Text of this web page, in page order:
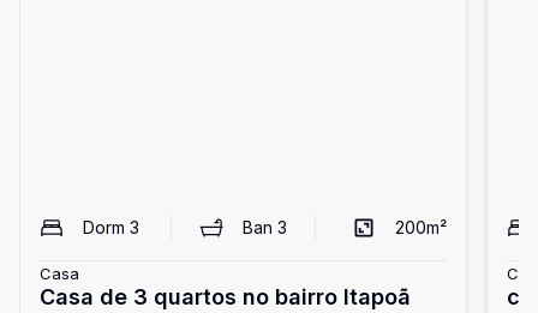
Dorm 3 Ban3 200m²
Casa
Casa de 3 quartos no bairro Itapoã